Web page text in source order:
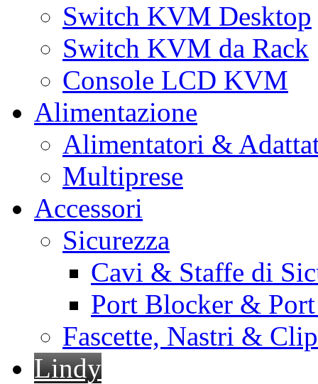
Switch KVM Desktop
Switch KVM da Rack
Console LCD KVM
Alimentazione
Alimentatori &
Multiprese
Accessori
Sicurezza
Cavi & Staffe di
Port Blocker &
Fascette, Nastri &
Lindy